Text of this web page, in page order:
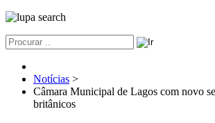
Notícias >
Câmara Municipal de Lagos com novo
britânicos